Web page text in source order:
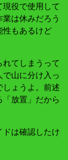
役で使用して
は休みだろう
性もあるけど
てしまうって
山に分け入っ
ょうよ。前述
放置」だから
は確認したけ